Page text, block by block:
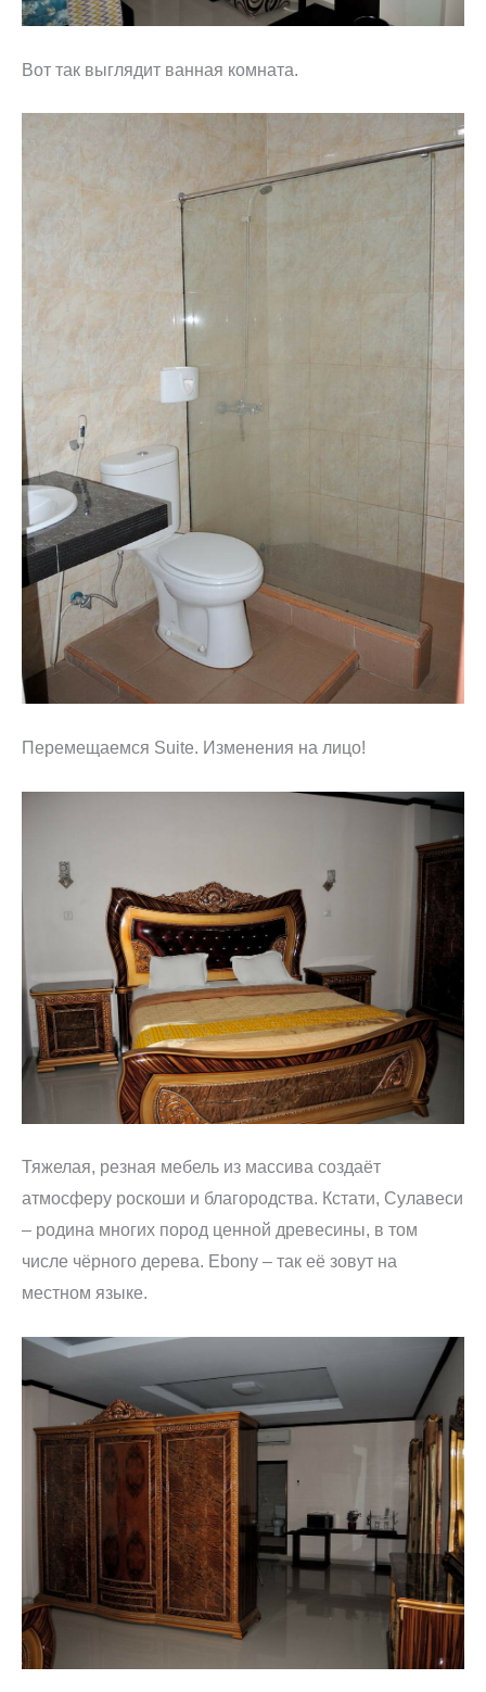
Вот так выглядит ванная комната.
Перемещаемся Suite. Изменения на лицо!
Тяжелая, резная мебель из массива создаёт
атмосферу роскоши и благородства. Кстати, Сулавеси
– родина многих пород ценной древесины, в том
числе чёрного дерева. Ebony – так её зовут на
местном языке.